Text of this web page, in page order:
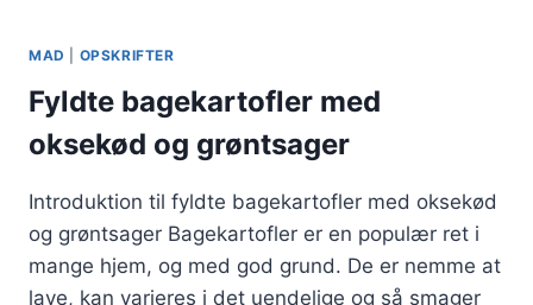
MAD OPSKRIFTER
Fyldte bagekartofler med
oksekød og grøntsager
Introduktion til fyldte bagekartofler med oksekød
og grøntsager Bagekartofler er en populær ret i
mange hjem, og med god grund. De er nemme at
lave, kan varieres i det uendelige og så smager